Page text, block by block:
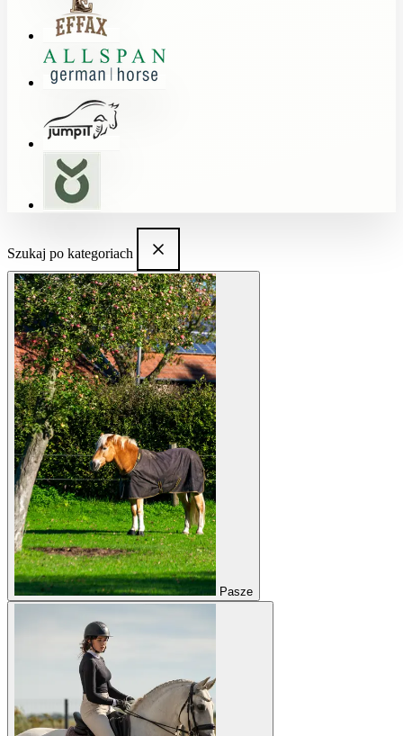
Szukaj po kategoriach
Pasze